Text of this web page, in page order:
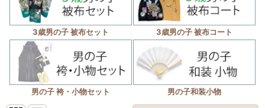
3歳男の子 被布セット 3歳男の子 被布コート
男の子 袴・小物セット 男の子和装小物